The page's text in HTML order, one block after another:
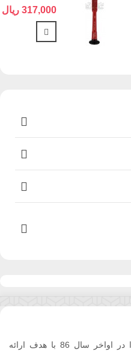
892 T4
317,000 ریال
فروشگاه پارس تل فعالیت خود را در اواخر سال 86 با هدف ارائه